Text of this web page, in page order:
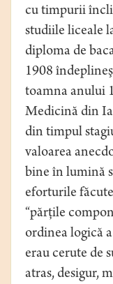
cu timpurii
studiile liceale
diploma de
1908
toamna anului
Medicină din
din timpul
valoarea
bine în lumină
eforturile
“părţile
ordinea logică
erau cerute de
atras, desigur,